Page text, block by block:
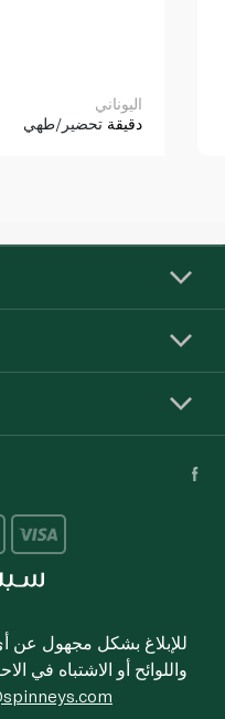
اليوناني
دقيقة تحضير/طهي
للإبلاغ بشكل مجهول عن
واللوائح أو الاشتباه في